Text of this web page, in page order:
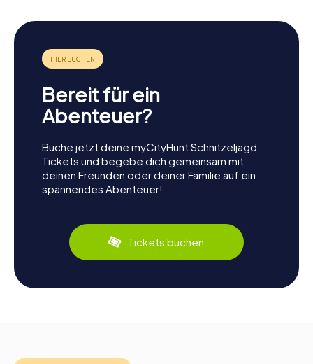
Bereit für ein
Abenteuer?
Buche jetzt deine myCityHunt Schnitzeljagd
Tickets und begebe dich gemeinsam mit
deinen Freunden oder deiner Familie auf ein
spannendes Abenteuer!
Tickets buchen